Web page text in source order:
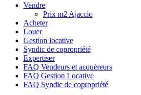
Vendre
Prix m2 Ajaccio
Acheter
Louer
Gestion locative
Syndic de copropriété
Expertiser
FAQ Vendeurs et acquéreurs
FAQ Gestion Locative
FAQ Syndic de copropriété